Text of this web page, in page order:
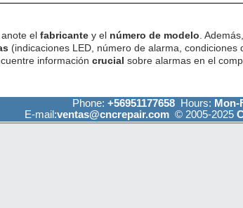
el fabricantey el número de modelo .
(indicaciones LED, número de alarma,
información crucial sobre alarmas en el
Phone: +56951177658 Hours: Mon-
E-mail:ventas@cncrepair.com © 2005-2025